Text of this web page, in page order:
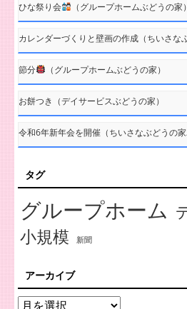
ひな祭り会 （グループホームぶどうの家）
カレンダーづくりと壁画の作成（ちいさな
節分 （グループホームぶどうの家）
お餅つき（デイサービスぶどうの家）
令和6年新年会を開催（ちいさなぶどうの家
タグ
グループホーム
小規模 新聞
アーカイブ